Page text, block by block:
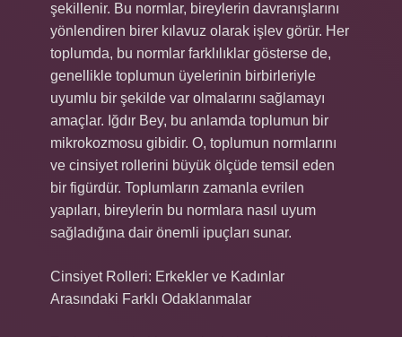
şekillenir. Bu normlar, bireylerin davranışlarını
yönlendiren birer kılavuz olarak işlev görür. Her
toplumda, bu normlar farklılıklar gösterse de,
genellikle toplumun üyelerinin birbirleriyle
uyumlu bir şekilde var olmalarını sağlamayı
amaçlar. Iğdır Bey, bu anlamda toplumun bir
mikrokozmosu gibidir. O, toplumun normlarını
ve cinsiyet rollerini büyük ölçüde temsil eden
bir figürdür. Toplumların zamanla evrilen
yapıları, bireylerin bu normlara nasıl uyum
sağladığına dair önemli ipuçları sunar.
Cinsiyet Rolleri: Erkekler ve Kadınlar
Arasındaki Farklı Odaklanmalar